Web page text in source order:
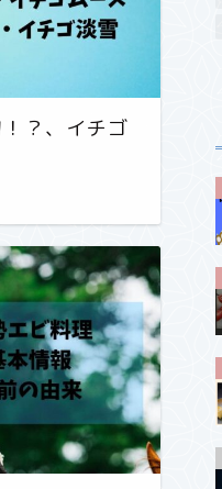
？、イチゴ